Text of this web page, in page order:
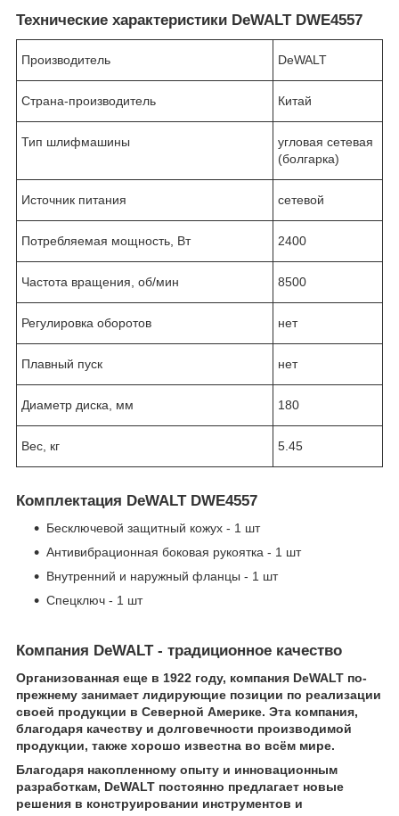
Технические характеристики DeWALT DWE4557
Производитель DeWALT
Страна-производитель Китай
Тип шлифмашины
угловая сетевая
(болгарка)
Источник питания сетевой
Потребляемая мощность, Вт 2400
Частота вращения, об/мин 8500
Регулировка оборотов нет
Плавный пуск нет
Диаметр диска, мм 180
Вес, кг 5.45
Комплектация DeWALT DWE4557
Бесключевой защитный кожух - 1 шт
Антивибрационная боковая рукоятка - 1 шт
Внутренний и наружный фланцы - 1 шт
Спецключ - 1 шт
Компания DeWALT - традиционное качество
Организованная еще в 1922 году, компания DeWALT по-
прежнему занимает лидирующие позиции по реализации
своей продукции в Северной Америке. Эта компания,
благодаря качеству и долговечности производимой
продукции, также хорошо известна во всём мире.
Благодаря накопленному опыту и инновационным
разработкам, DeWALT постоянно предлагает новые
решения в конструировании инструментов и